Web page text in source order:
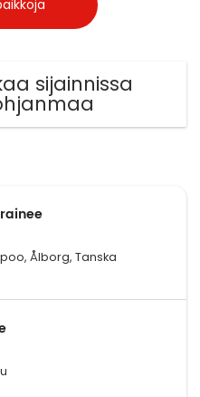
sijainnissa
Ålborg, Tanska